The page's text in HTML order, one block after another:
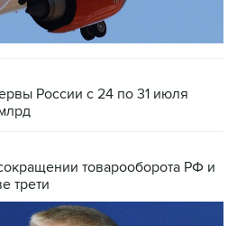
России с 24 по 31 июля
товарооборота РФ и
трети